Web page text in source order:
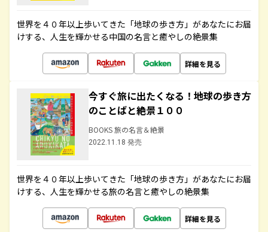
世界を４０年以上歩いてきた「地球の歩き方」があなたにお届
けする、人生を輝かせる中国の名言と癒やしの絶景集
詳細を見る
今すぐ旅に出たくなる！地球の歩き方
のことばと絶景１００
BOOKS 旅の名言＆絶景
2022.11.18 発売
世界を４０年以上歩いてきた「地球の歩き方」があなたにお届
けする、人生を輝かせる旅の名言と癒やしの絶景集
詳細を見る